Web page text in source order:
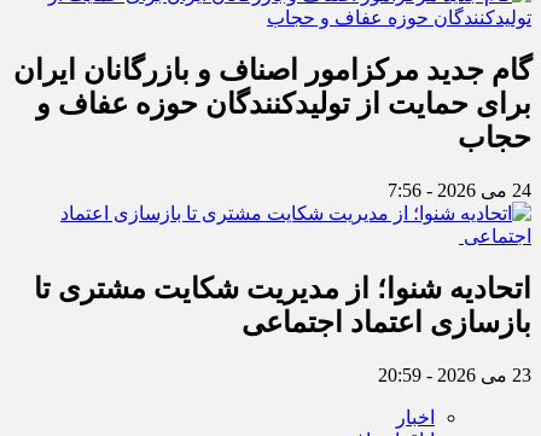
گام جدید مرکزامور اصناف و بازرگانان ایران
برای حمایت از تولیدکنندگان حوزه عفاف و
حجاب
24 می 2026 - 7:56
اتحادیه شنوا؛ از مدیریت شکایت مشتری تا
بازسازی اعتماد اجتماعی ‌
23 می 2026 - 20:59
اخبار